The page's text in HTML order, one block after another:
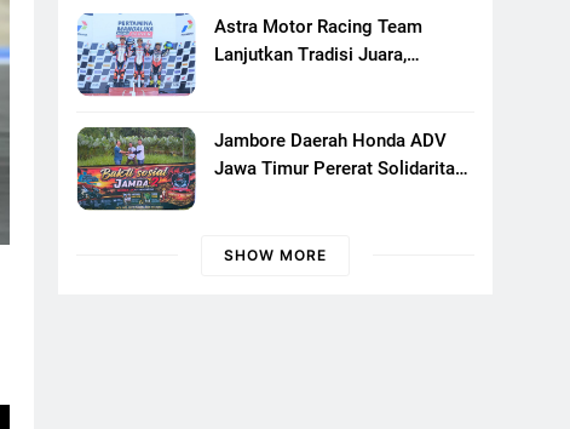
Astra Motor Racing Team
Lanjutkan Tradisi Juara,
Putaran Ke 3
Jambore Daerah Honda ADV
Jawa Timur Pererat Solidaritas
Banyuwangi
SHOW MORE